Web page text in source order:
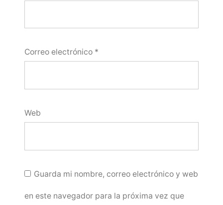
Correo electrónico *
Web
Guarda mi nombre, correo electrónico y web
en este navegador para la próxima vez que